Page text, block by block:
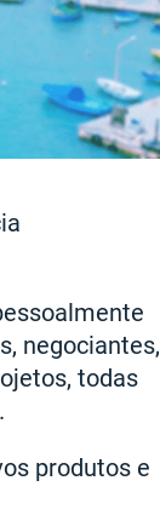
negociantes,
todas
produtos e